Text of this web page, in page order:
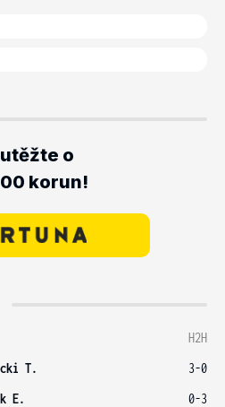
o
korun!
H2H
T.
3-0
E.
0-3